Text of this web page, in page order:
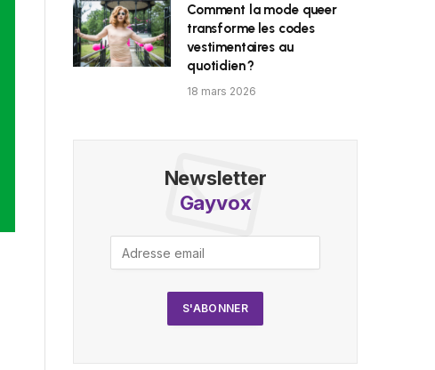
Comment la mode queer
transforme les codes
vestimentaires au
quotidien ?
18 mars 2026
Newsletter
Gayvox